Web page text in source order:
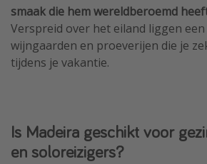
smaak die hem wereldberoemd
Verspreid over het eiland liggen
wijngaarden en proeverijen die je
tijdens je vakantie.
Is Madeira geschikt voor
en soloreizigers?